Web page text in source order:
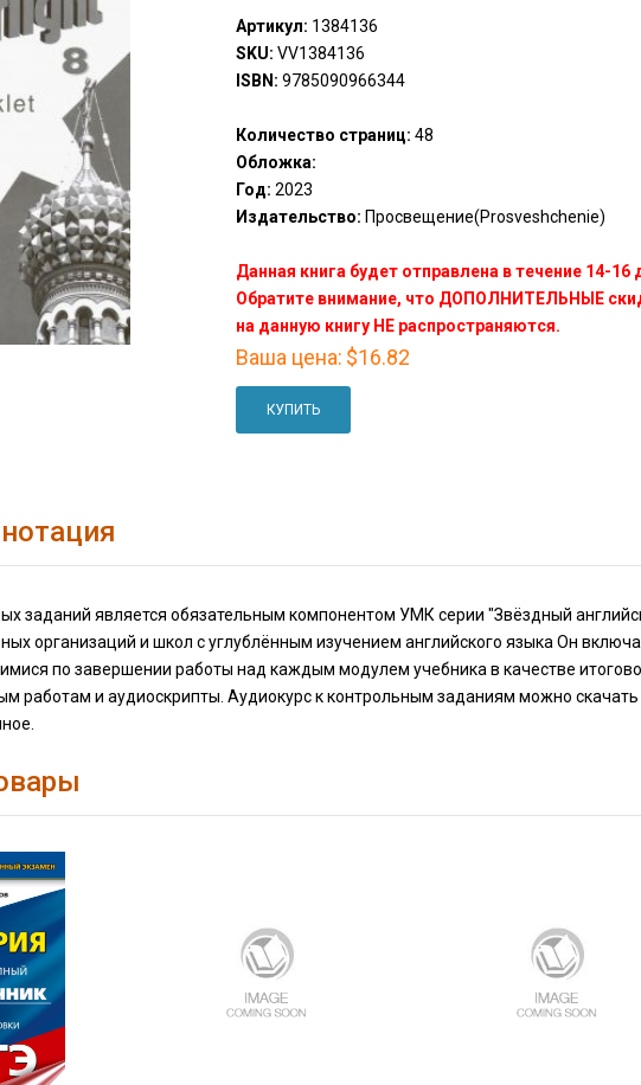
Артикул: 1384136
SKU: VV1384136
ISBN: 9785090966344
Количество страниц: 48
Обложка:
Год: 2023
Издательство: Просвещение(Prosveshchenie)
Данная книга будет отправлена в течение 14-16
Обратите внимание, что ДОПОЛНИТЕЛЬНЫЕ
на данную книгу НЕ распространяются.
Ваша цена: $16.82
КУПИТЬ
заданий является обязательным компонентом УМК серии "Звёздный
организаций и школ с углублённым изучением английского языка Он
по завершении работы над каждым модулем учебника в качестве
работам и аудиоскрипты. Аудиокурс к контрольным заданиям можно скачать